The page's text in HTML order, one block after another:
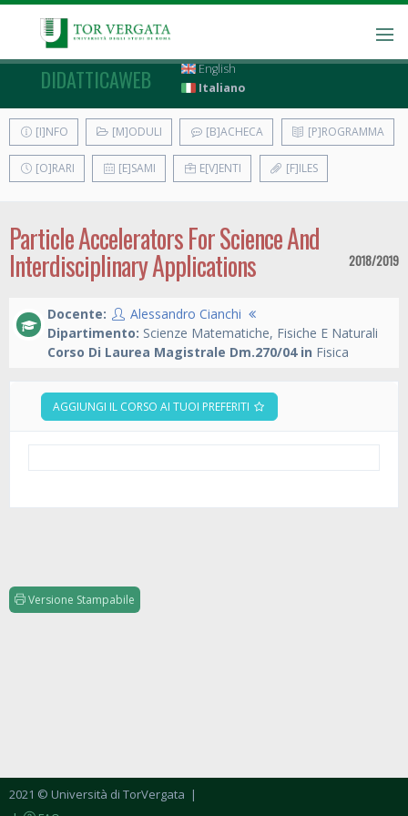
DIDATTICAWEB
English
Italiano
[I]NFO [M]ODULI [B]ACHECA [P]ROGRAMMA
[O]RARI [E]SAMI E[V]ENTI [F]ILES
Particle Accelerators For Science And
Interdisciplinary Applications 2018/2019
Docente:
Alessandro Cianchi
Dipartimento: Scienze Matematiche, Fisiche E Naturali
Corso Di Laurea Magistrale Dm.270/04 in Fisica
AGGIUNGI IL CORSO AI TUOI PREFERITI
Versione Stampabile
2021 © Università di TorVergata |